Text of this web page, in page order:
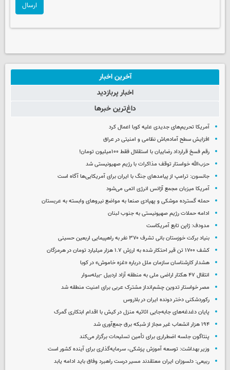
ارسال
آخرین اخبار
اخبار پربازدید
داغ‌ترین خبرها
آمریکا تحریم‌های جدیدی علیه کوبا اعمال کرد
افزایش سطح آماده‌باش نظامی و امنیتی در عراق
رقم فسخ قرارداد رضاییان با استقلال فقط ۱۰۰میلیون تومان!
حزب‌الله خواستار توقف مذاکرات با رژیم صهیونیستی شد
جانسون: ترامپ از پیامدهای جنگ با ایران برای آمریکایی‌ها آگاه است
آمریکا میزبان مجمع آژانس انرژی اتمی می‌شود
حمله گسترده موشکی و پهپادی صنعا به مواضع نیروهای وابسته به عربستان
ادامه حملات رژیم صهیونیستی به جنوب لبنان
مدودف: ژاپن تابع آمریکاست
بنیاد برکت خوزستان بانی تشرف ۳۷۰ نفر به راهپیمایی اربعین حسینی
کشف ۱۷۰۰ تن قیر احتکار شده به ارزش ۱.۷ هزار میلیارد تومان در هرمزگان
هشدار کارشناسان سازمان ملل درباره «غزه‌ خاموش» در کوبا
انتقال ۴۷ هکتار اراضی ملی به منطقه آزاد اردبیل -بیله‌سوار
مصر خواستار تدوین چشم‌انداز مشترک عربی برای امنیت منطقه شد
رکوردشکنی دختر دونده ایران در بلاروس
پایان دغدغه‌های جابه‌جایی اثاثیه منزل در کیش با اقدام ابتکاری گمرک
۱۹۴ هزار انشعاب غیر مجاز از شبکه برق جمع‌آوری شد
پنتاگون جلسه اضطراری برای تأمین تسلیحات برگزار می‌کند
وزیر بهداشت: توسعه آموزش پزشکی، سرمایه‌گذاری برای آینده کشور است
ربیعی: دلسوزان ایران معتقدند مسیر درست راهبرد وفاق باید ادامه یابد